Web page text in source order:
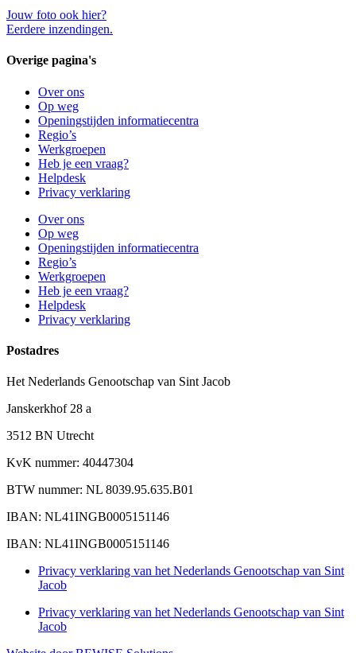
Jouw foto ook hier?
Eerdere inzendingen.
Overige pagina's
Over ons
Op weg
Openingstijden informatiecentra
Regio’s
Werkgroepen
Heb je een vraag?
Helpdesk
Privacy verklaring
Over ons
Op weg
Openingstijden informatiecentra
Regio’s
Werkgroepen
Heb je een vraag?
Helpdesk
Privacy verklaring
Postadres
Het Nederlands Genootschap van Sint Jacob
Janskerkhof 28 a
3512 BN Utrecht
KvK nummer: 40447304
BTW nummer: NL 8039.95.635.B01
IBAN: NL41INGB0005151146
IBAN: NL41INGB0005151146
Privacy verklaring van het Nederlands Genootschap van Sint
Jacob
Privacy verklaring van het Nederlands Genootschap van Sint
Jacob